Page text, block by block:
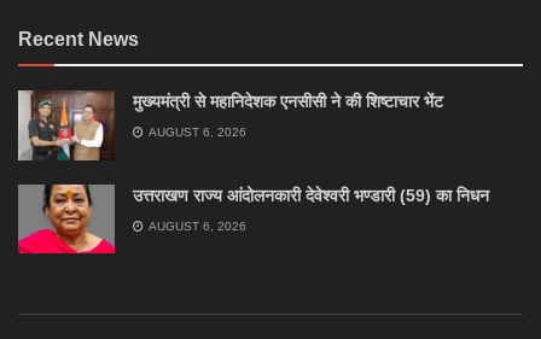
Recent News
मुख्यमंत्री से महानिदेशक एनसीसी ने की शिष्टाचार भेंट
AUGUST 6, 2026
उत्तराखण राज्य आंदोलनकारी देवेश्वरी भण्डारी (59) का निधन
AUGUST 6, 2026